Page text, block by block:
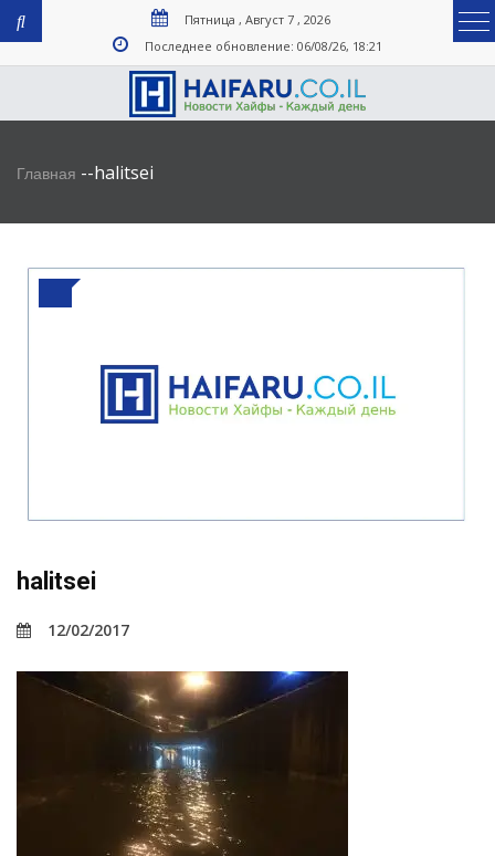
Пятница , Август 7 , 2026
Последнее обновление: 06/08/26, 18:21
Главная --halitsei
halitsei
12/02/2017